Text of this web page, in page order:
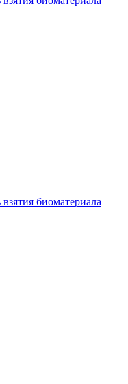
биоматериала